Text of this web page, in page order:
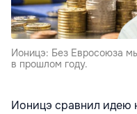
Ионицэ: Без Евросоюза
в прошлом году.
Ионицэ сравнил идею